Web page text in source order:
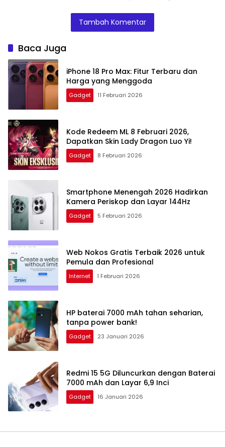
Layar 6,9 Inci
Tambah Komentar
Baca Juga
iPhone 18 Pro Max: Fitur Terbaru dan
Harga yang Menggoda
Gadget 11 Februari 2026
Kode Redeem ML 8 Februari 2026,
Dapatkan Skin Lady Dragon Luo Yi!
Gadget 8 Februari 2026
Smartphone Menengah 2026 Hadirkan
Kamera Periskop dan Layar 144Hz
Gadget 5 Februari 2026
Web Nokos Gratis Terbaik 2026 untuk
Pemula dan Profesional
Internet 1 Februari 2026
HP baterai 7000 mAh tahan seharian,
tanpa power bank!
Gadget 23 Januari 2026
Redmi 15 5G Diluncurkan dengan Baterai
7000 mAh dan Layar 6,9 Inci
Gadget 16 Januari 2026